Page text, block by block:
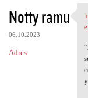
K
o
m
e
Notty ramu
06.10.2023
Adres
e